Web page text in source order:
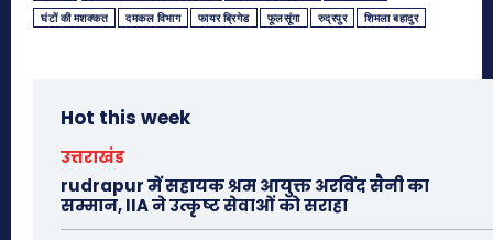
घंटों की मशक्कत दमकल विभाग फायर ब्रिगेड फूलसूंगा रुद्रपुर शिमला बहादुर
Hot this week
उत्तराखंड
rudrapur में सहायक श्रम आयुक्त अरविंद सैनी का
सम्मान, IIA ने उत्कृष्ट सेवाओं को सराहा